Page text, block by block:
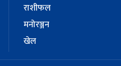
राशीफल
मनोरञ्जन
खेल